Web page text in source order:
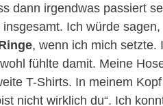
dann irgendwas passiert
Ich würde
, wenn ich mich setzte.
fühlte damit. Meine
T-Shirts. In meinem
nicht wirklich du“. Ich